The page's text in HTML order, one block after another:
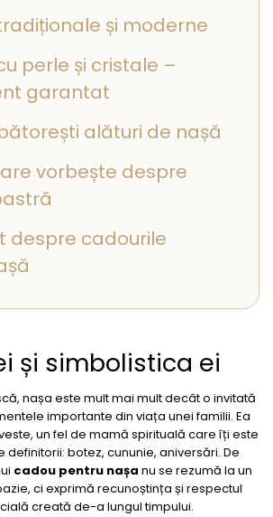
și moderne
perle și cristale –
garantat
alături de nașă
vorbește despre
despre cadourile
și simbolistica ei
nașa este mult mai mult decât o invitată
importante din viața unei familii. Ea
un fel de mamă spirituală care îți este
botez, cununie, aniversări. De
cadou pentru nașa nu se rezumă la un
ci exprimă recunoștința și respectul
creată de-a lungul timpului.